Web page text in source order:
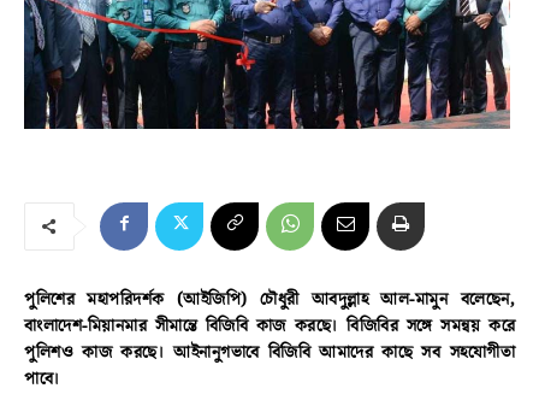
পুলিশের মহাপরিদর্শক (আইজিপি) চৌধুরী আবদুল্লাহ আল-মামুন বলেছেন,
বাংলাদেশ-মিয়ানমার সীমান্তে বিজিবি কাজ করছে। বিজিবির সঙ্গে সমন্বয় করে
পুলিশও কাজ করছে। আইনানুগভাবে বিজিবি আমাদের কাছে সব সহযোগীতা
পাবে।